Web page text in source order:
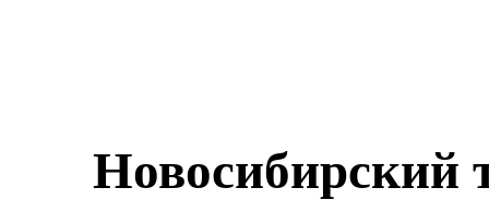
Новосибирский